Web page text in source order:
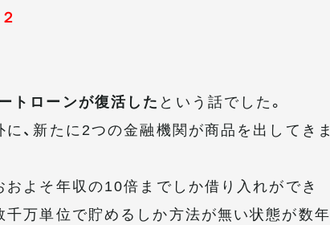
トローンが復活した という話でした。
、新たに2つの金融機関が商品を出してきま
よそ年収の10倍までしか借り入れができ
万単位で貯めるしか方法が無い状態が数年